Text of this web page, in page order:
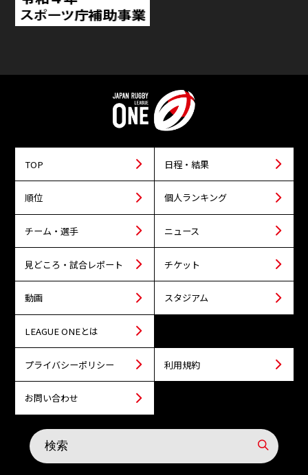
TOP 日程・結果
順位 個人ランキング
チーム・選手 ニュース
見どころ・試合レポート チケット
動画 スタジアム
LEAGUE ONEとは
プライバシーポリシー 利用規約
お問い合わせ